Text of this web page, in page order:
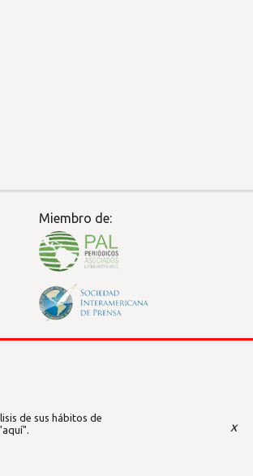
Miembro de:
de sus hábitos de
. x